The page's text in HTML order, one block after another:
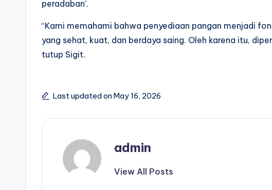
peradaban’.
“Kami memahami bahwa penyediaan pangan menjadi
yang sehat, kuat, dan berdaya saing. Oleh karena itu,
tutup Sigit.
Last updated on May 16, 2026
admin
View All Posts